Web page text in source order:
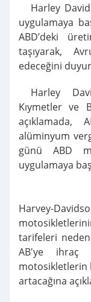
Harley
uygulamaya
ABD’deki
taşıyarak,
edeceğini
Harley
Kıymetler ve
açıklamada,
alüminyum
günü ABD
uygulamaya
Harvey-
tarifeleri
AB'ye ihraç
motosikletlerin
artacağına